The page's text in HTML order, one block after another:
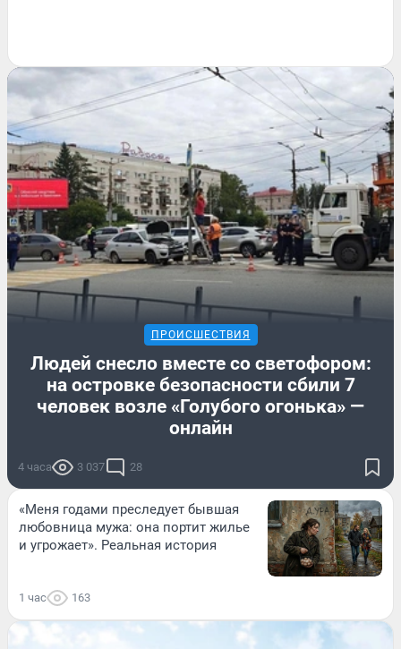
ПРОИСШЕСТВИЯ
Людей снесло вместе со светофором:
на островке безопасности сбили 7
человек возле «Голубого огонька» —
онлайн
4 часа 3 037 28
«Меня годами преследует бывшая
любовница мужа: она портит жилье
и угрожает». Реальная история
1 час 163